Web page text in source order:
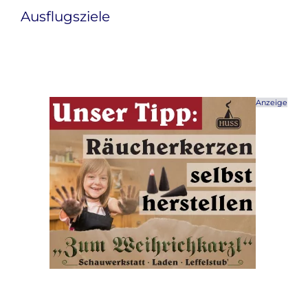
Ausflugsziele
Anzeige